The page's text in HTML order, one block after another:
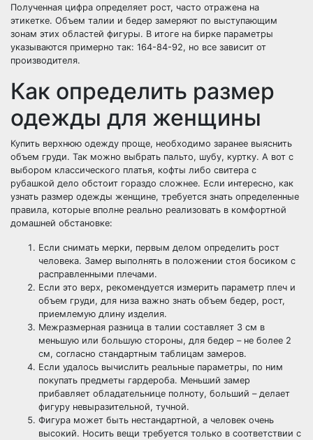
Полученная цифра определяет рост, часто отражена на
этикетке. Объем талии и бедер замеряют по выступающим
зонам этих областей фигуры. В итоге на бирке параметры
указываются примерно так: 164-84-92, но все зависит от
производителя.
Как определить размер
одежды для женщины
Купить верхнюю одежду проще, необходимо заранее выяснить
объем груди. Так можно выбрать пальто, шубу, куртку. А вот с
выбором классического платья, кофты либо свитера с
рубашкой дело обстоит гораздо сложнее. Если интересно, как
узнать размер одежды женщине, требуется знать определенные
правила, которые вполне реально реализовать в комфортной
домашней обстановке:
Если снимать мерки, первым делом определить рост
человека. Замер выполнять в положении стоя босиком с
расправленными плечами.
Если это верх, рекомендуется измерить параметр плеч и
объем груди, для низа важно знать объем бедер, рост,
приемлемую длину изделия.
Межразмерная разница в талии составляет 3 см в
меньшую или большую стороны, для бедер – не более 2
см, согласно стандартным таблицам замеров.
Если удалось вычислить реальные параметры, по ним
покупать предметы гардероба. Меньший замер
прибавляет обладательнице полноту, больший – делает
фигуру невыразительной, тучной.
Фигура может быть нестандартной, а человек очень
высокий. Носить вещи требуется только в соответствии с